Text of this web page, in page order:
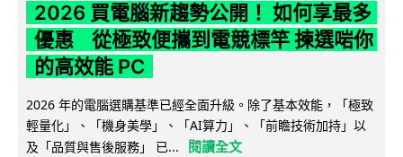
2026 買電腦新趨勢公開！ 如何享最多
優惠 從極致便攜到電競標竿 揀選啱你
的高效能 PC
2026 年的電腦選購基準已經全面升級。除了基本效能，「極致
輕量化」、「機身美學」、「AI算力」、「前瞻技術加持」以
及「品質與售後服務」 已...
閱讀全文